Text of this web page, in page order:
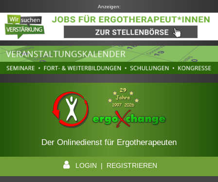
Anzeigen:
Der Onlinedienst für Ergotherapeuten
LOGIN | REGISTRIEREN